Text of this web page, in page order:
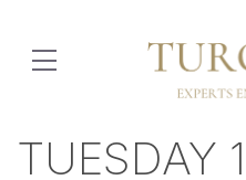
TUESDAY